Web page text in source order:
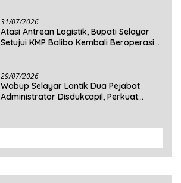
31/07/2026
Atasi Antrean Logistik, Bupati Selayar
Setujui KMP Balibo Kembali Beroperasi
29/07/2026
Wabup Selayar Lantik Dua Pejabat
Administrator Disdukcapil, Perkuat